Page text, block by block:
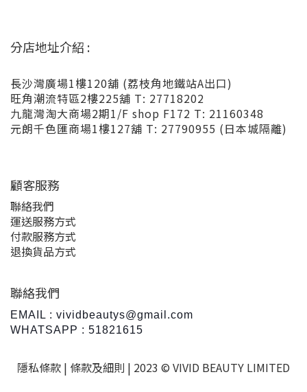
分店地址介紹 :
長沙灣廣場1樓120舖 (荔枝角地鐵站A出口)
旺角潮流特區2樓225舖 T: 27718202
九龍灣淘大商場2期1/F shop F172 T: 21160348
元朗千色匯商場1樓127舖 T: 27790955 (日本城隔離)
顧客服務
聯絡我們
運送服務方式
付款服務方式
退換貨品方式
聯絡我們
EMAIL : vividbeautys@gmail.com
WHATSAPP : 51821615
隱私條款 | 條款及細則 | 2023 © VIVID BEAUTY LIMITED